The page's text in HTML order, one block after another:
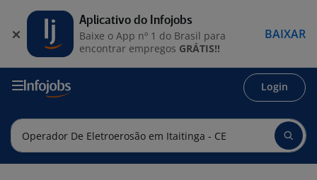
Login
Aplicativo do Infojobs
Baixe o App nº 1 do Brasil para
encontrar empregos GRÁTIS!!
BAIXAR